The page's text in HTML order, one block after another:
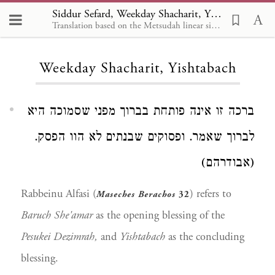
Siddur Sefard, Weekday Shacharit, Yishtabach
Translation based on the Metsudah linear siddur, by Avrohom Davis, 1981
Loading...
Weekday Shacharit, Yishtabach
ברכה זו אינה פותחת בברוך מפני שסמוכה היא
לברוך שאמר. ופסוקים שבנתים לא הוו הפסק.
(אבודרהם)
Rabbeinu Alfasi (Maseches Berachos 32) refers to
Baruch She'amaras the opening blessing of the
Pesukei Dezimrah, and Yishtabach as the concluding
blessing.